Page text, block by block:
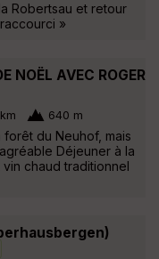
Robertsau et retour
»
NOËL AVEC ROGER
640 m
du Neuhof, mais
Déjeuner à la
vin chaud traditionnel